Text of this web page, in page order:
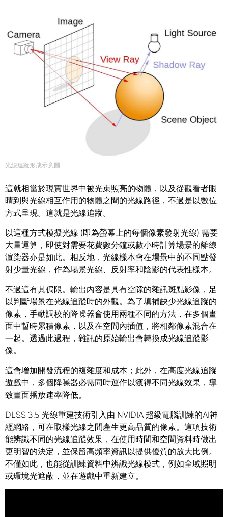
光線追蹤形成示意圖
這就相當於現實世界中被光束照亮的物體，以及從觀看者眼
睛到與光線相互作用的物體之間的光線路徑，不過是以數位
方式呈現。這就是光線追蹤。
以這種方式模擬光線 (即為螢幕上的每個像素發射光線) 需要
大量運算，即使對需要花費數分鐘或數小時計算場景的離線
渲染器亦是如此。相反地，光線樣本會在場景中的不同點發
射少量光線，作為場景光線、反射率和陰影的代表性樣本。
不過這有其侷限。輸出內容是具有空隙的雜訊斑點影像，足
以判斷場景在光線追蹤時的外觀。為了填補缺少光線追蹤的
像素，手動調校的降噪器會使用兩種不同的方法，在多個畫
面中暫時累積像素，以及在空間內插值，將相鄰像素混合在
一起。透過此過程，雜訊的原始輸出會轉換成光線追蹤影
像。
這會增加開發流程的複雜度和成本；此外，在高度光線追蹤
遊戲中，多個降噪器必需同時運作以獲得不同光線效果，導
致畫面播放速率降低。
DLSS 3.5 光線重建技術引入由 NVIDIA 超級電腦訓練的AI神
經網絡，可在取樣光線之間產生更高品質的像素。這項技術
能辨識不同的光線追蹤效果，在使用時間和空間資料時做出
更明智的決定，並保留高頻率資訊以提供優質的放大比例。
不僅如此，也能從訓練資料中辨識光線模式，例如全域照明
或環境光遮蔽，並在遊戲中重新建立。